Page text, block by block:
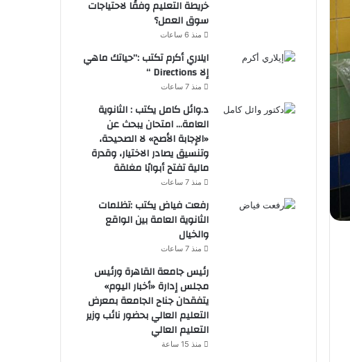
خريطة التعليم وفقًا لاحتياجات
سوق العمل؟
منذ 6 ساعات
ايلاري أكرم تكتب :”حياتك ماهي
إلا Directions “
منذ 7 ساعات
د.وائل كامل يكتب : الثانوية
العامة… امتحان يبحث عن
«الإجابة الأصح» لا الصحيحة،
وتنسيق يصادر الاختيار، وقدرة
مالية تفتح أبوابًا مغلقة
منذ 7 ساعات
رفعت فياض يكتب :تظلمات
الثانوية العامة بين الواقع
والخيال
منذ 7 ساعات
رئيس جامعة القاهرة ورئيس
مجلس إدارة «أخبار اليوم»
يتفقدان جناح الجامعة بمعرض
التعليم العالي بحضور نائب وزير
التعليم العالي
منذ 15 ساعة